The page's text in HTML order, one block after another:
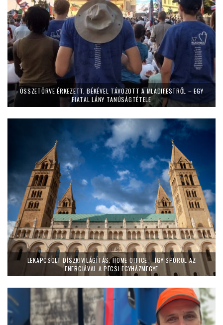
ÖSSZETÖRVE ÉRKEZETT, BÉKÉVEL TÁVOZOTT A MLADIFESTRŐL – EGY
FIATAL LÁNY TANÚSÁGTÉTELE
LEKAPCSOLT DÍSZKIVILÁGÍTÁS, HOME OFFICE – ÍGY SPÓROL AZ
ENERGIÁVAL A PÉCSI EGYHÁZMEGYE